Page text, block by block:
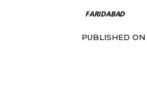
FARIDABAD
PUBLISHED ON